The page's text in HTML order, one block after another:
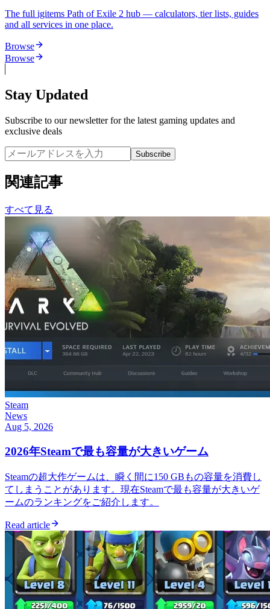
The full igitems Path of Exile 2 hub — calculators, tier lists, guides
and all services in one place.
Browse
Browse
Stay Updated
Subscribe to our newsletter for the latest gaming updates and
exclusive deals
Subscribe
関連記事
すべて見る
Steam
News
Aug 5, 2026
2026年Steamで最も容量が大きいゲーム
Steamの超大作ゲームは、瞬く間に150 GBもの容量を消費し
てしまうことがあります。現在Steamで最も容量が大きいゲ
ームのランキングをご紹介します。
Read article